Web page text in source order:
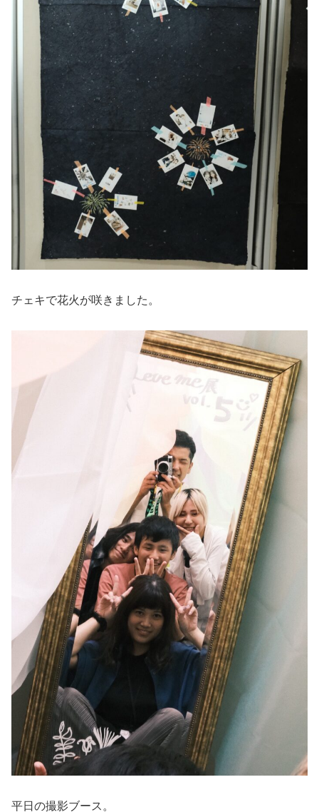
チェキで花火が咲きました。
平日の撮影ブース。